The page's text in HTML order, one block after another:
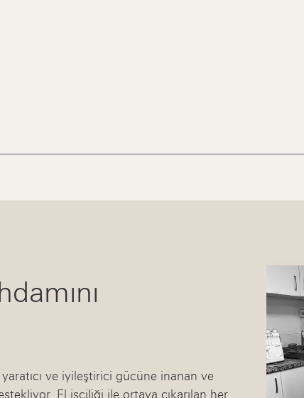
ve iyileştirici gücüne inanan ve
El işçiliği ile ortaya çıkarılan her